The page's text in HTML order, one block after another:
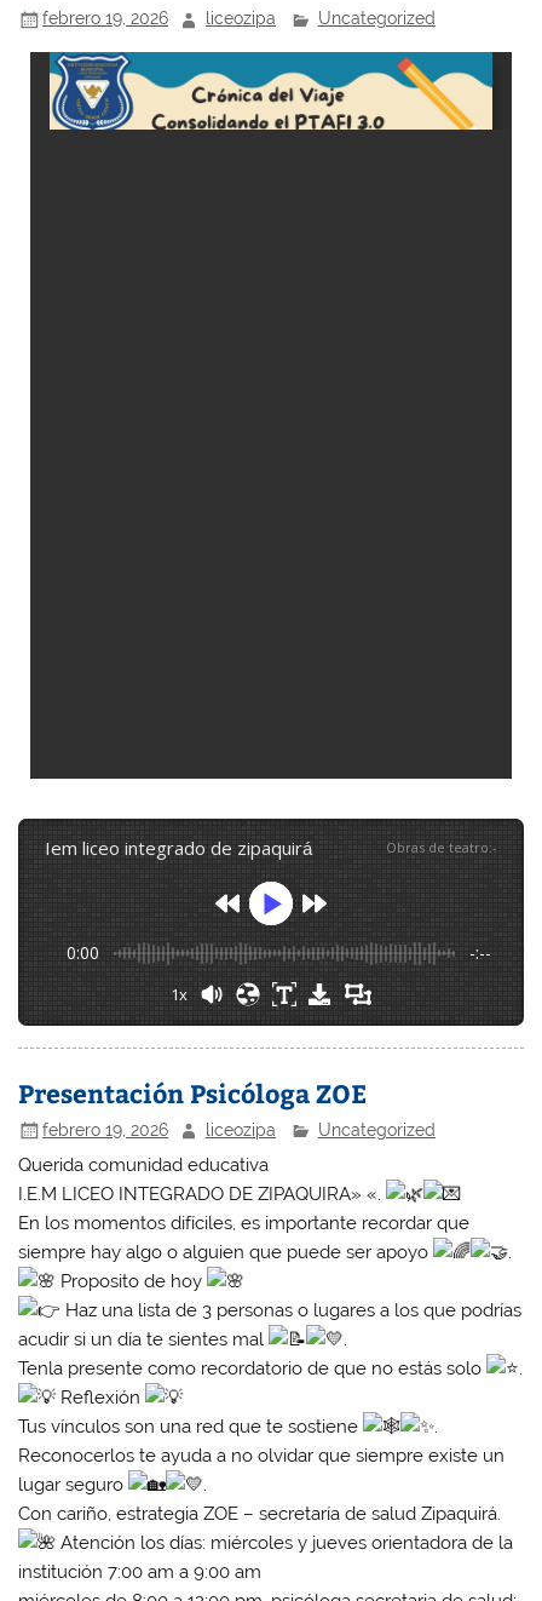
febrero 19, 2026 liceozipa Uncategorized
iem liceo integrado de zipaquirá Obras de teatro:-
0:00 -:--
1x
Presentación Psicóloga ZOE
febrero 19, 2026 liceozipa Uncategorized
Querida comunidad educativa
I.E.M LICEO INTEGRADO DE ZIPAQUIRA» «.
En los momentos difíciles, es importante recordar que
siempre hay algo o alguien que puede ser apoyo
.
Proposito de hoy
Haz una lista de 3 personas o lugares a los que podrías
acudir si un día te sientes mal
.
Tenla presente como recordatorio de que no estás solo
.
Reflexión
Tus vínculos son una red que te sostiene
.
Reconocerlos te ayuda a no olvidar que siempre existe un
lugar seguro
.
Con cariño, estrategia ZOE – secretaría de salud Zipaquirá.
Atención los días: miércoles y jueves orientadora de la
institución 7:00 am a 9:00 am